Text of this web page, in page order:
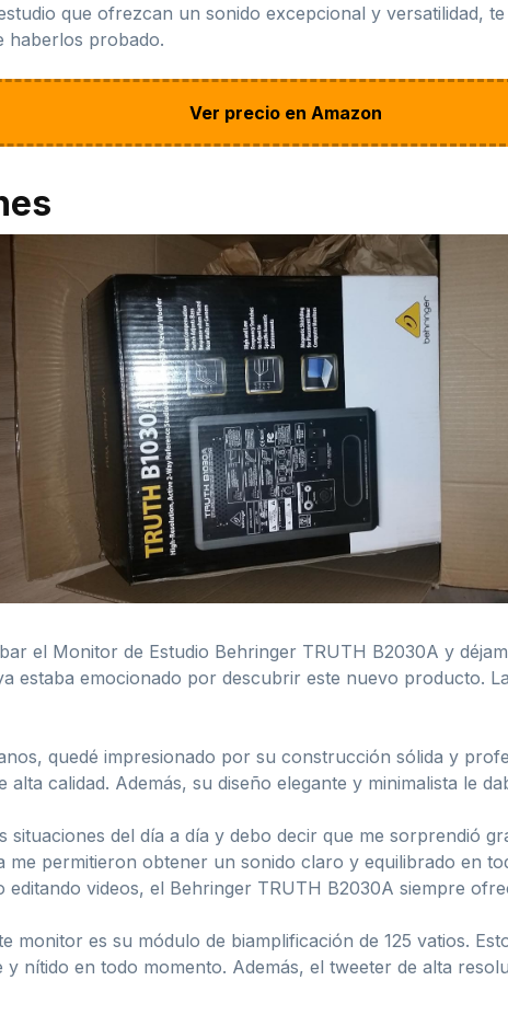
que ofrezcan un sonido excepcional y versatilidad,
haberlos probado.
Ver precio en Amazon
el Monitor de Estudio Behringer TRUTH B2030A y
estaba emocionado por descubrir este nuevo producto.
quedé impresionado por su construcción sólida y
calidad. Además, su diseño elegante y minimalista le
situaciones del día a día y debo decir que me sorprendió
me permitieron obtener un sonido claro y equilibrado en
videos, el Behringer TRUTH B2030A siempre
monitor es su módulo de biamplificación de 125 vatios.
nítido en todo momento. Además, el tweeter de alta